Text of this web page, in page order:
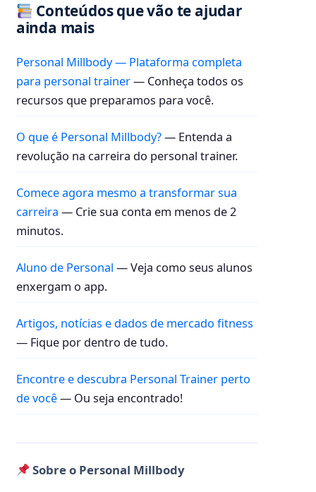
Conteúdos que vão te ajudar
ainda mais
Personal Millbody — Plataforma completa
para personal trainer— Conheça todos os
recursos que preparamos para você.
O que é Personal Millbody?— Entenda a
revolução na carreira do personal trainer.
Comece agora mesmo a transformar sua
carreira — Crie sua conta em menos de 2
minutos.
Aluno de Personal — Veja como seus alunos
enxergam o app.
Artigos, notícias e dados de mercado fitness
— Fique por dentro de tudo.
Encontre e descubra Personal Trainer perto
de você— Ou seja encontrado!
Sobre o Personal Millbody